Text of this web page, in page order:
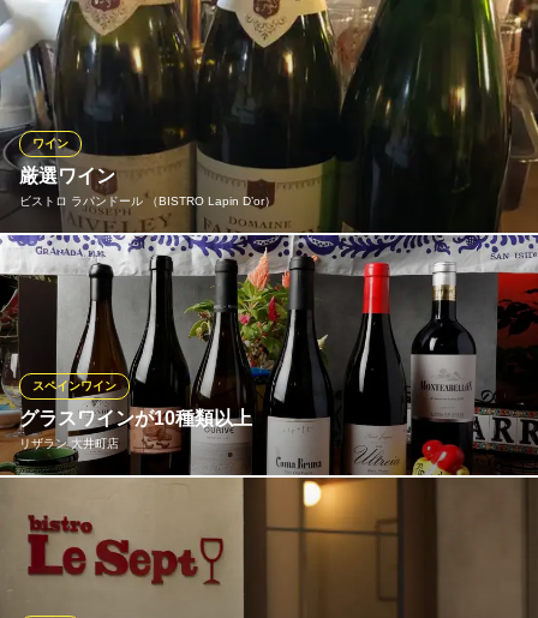
イタリアの奇跡と賞されシャンパーニュと並ぶ上質なスパークリ
ングワイン、フランチャコルタ。「人生の喜びに満ちている」と
表現される明るい果実味に富んだ味わいは、世界のセレブリティ
を虜にしています。 写真：アンティカ・フラッタ フランチャコ
ルタ ブリュット（ロンバルディア） 品種：Chardonnay ( シャル
ドネ)
ラーモ
イタリアンレストラン
ＪＲ京浜東北線大井町駅 徒歩2分
東京都品川区東大井5-5-11
厳選ワイン
ビストロ ラパンドール （BISTRO Lapin D’or）
ワイン
お料理に合わせたワインをご用意致しております。
ビストロ ラパンドール （BISTRO Lapin D’or）
フレンチビストロ
京急本線新馬場駅 徒歩4分
東京都品川区南品川2-14-14
グラスワインが10種類以上
リザラン 大井町店
スペインワイン
スペイン料理によく合うワインを50ml～の少量で10種類以上常時
ご用意しております。 料理にワインを合わせてスペインの美食体
験をぜひお楽しみください。